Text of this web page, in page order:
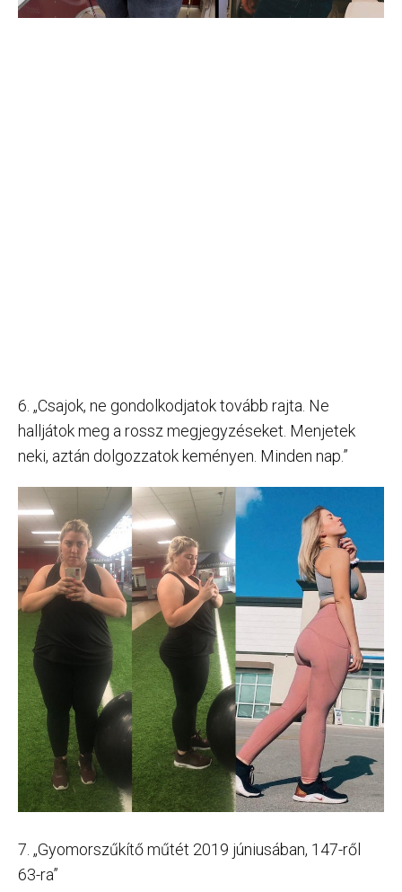
6. „Csajok, ne gondolkodjatok tovább rajta. Ne
halljátok meg a rossz megjegyzéseket. Menjetek
neki, aztán dolgozzatok keményen. Minden nap.”
7. „Gyomorszűkítő műtét 2019 júniusában, 147-ről
63-ra”